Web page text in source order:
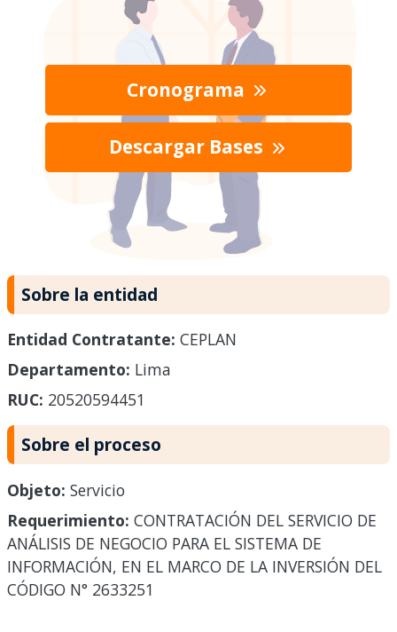
Cronograma
Descargar Bases
Sobre la entidad
Entidad Contratante: CEPLAN
Departamento: Lima
RUC: 20520594451
Sobre el proceso
Objeto: Servicio
Requerimiento: CONTRATACIÓN DEL SERVICIO DE
ANÁLISIS DE NEGOCIO PARA EL SISTEMA DE
INFORMACIÓN, EN EL MARCO DE LA INVERSIÓN DEL
CÓDIGO N° 2633251